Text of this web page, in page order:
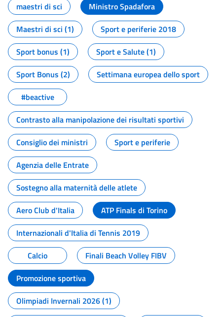
maestri di sci
Ministro Spadafora
Maestri di sci (1)
Sport e periferie 2018
Sport bonus (1)
Sport e Salute (1)
Sport Bonus (2)
Settimana europea dello sport
#beactive
Contrasto alla manipolazione dei risultati sportivi
Consiglio dei ministri
Sport e periferie
Agenzia delle Entrate
Sostegno alla maternità delle atlete
Aero Club d'Italia
ATP Finals di Torino
Internazionali d'Italia di Tennis 2019
Calcio
Finali Beach Volley FIBV
Promozione sportiva
Olimpiadi Invernali 2026 (1)